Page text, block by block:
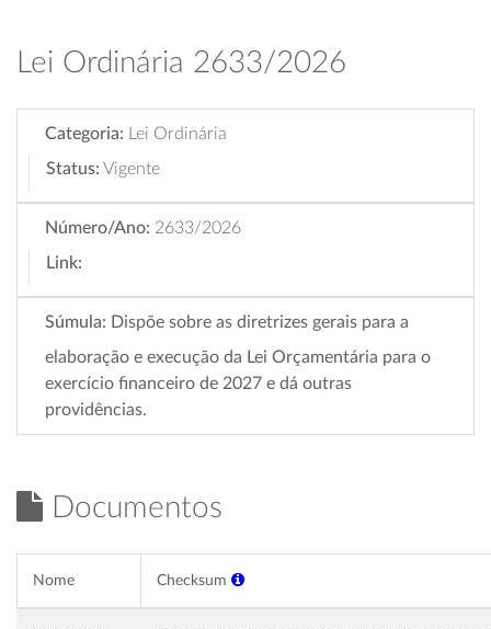
Lei Ordinária 2633/2026
Categoria:
Lei Ordinária
Status: Vigente
Número/Ano: 2633/2026
Link:
Súmula: Dispõe sobre as diretrizes gerais para a
elaboração e execução da Lei Orçamentária para o
exercício financeiro de 2027 e dá outras
providências.
Documentos
Nome Checksum